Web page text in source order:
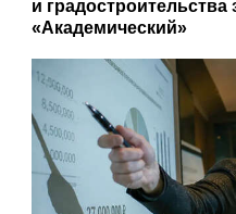
и градостроительства
«Академический»